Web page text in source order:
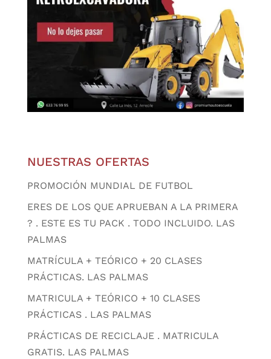
NUESTRAS OFERTAS
PROMOCIÓN MUNDIAL DE FUTBOL
ERES DE LOS QUE APRUEBAN A LA PRIMERA
? . ESTE ES TU PACK . TODO INCLUIDO. LAS
PALMAS
MATRÍCULA + TEÓRICO + 20 CLASES
PRÁCTICAS. LAS PALMAS
MATRICULA + TEÓRICO + 10 CLASES
PRÁCTICAS . LAS PALMAS
PRÁCTICAS DE RECICLAJE . MATRICULA
GRATIS. LAS PALMAS